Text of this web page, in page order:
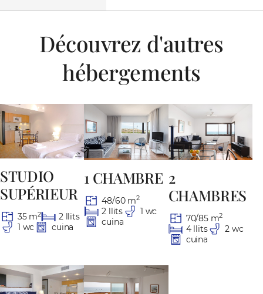
Découvrez d'autres
hébergements
STUDIO
SUPÉRIEUR
35 m2
2 llits
1 wc
cuina
1 CHAMBRE
48/60 m2
2 llits
1 wc
cuina
2
CHAMBRES
70/85 m2
4 llits
2 wc
cuina